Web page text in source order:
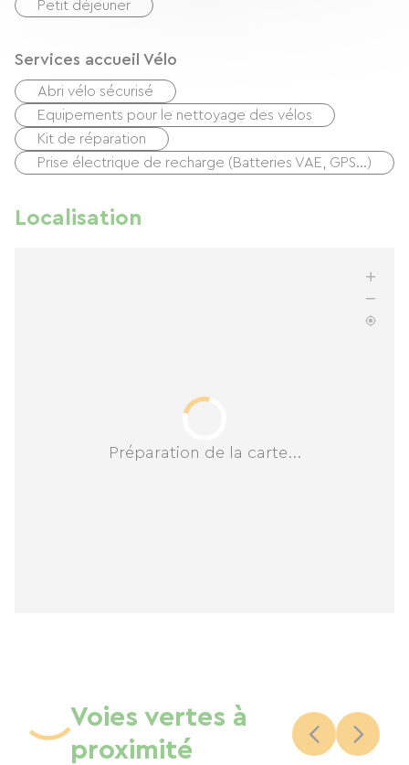
Petit déjeuner
Services accueil Vélo
Abri vélo sécurisé
Equipements pour le nettoyage des vélos
Kit de réparation
Prise électrique de recharge (Batteries VAE, GPS…)
Localisation
Préparation de la carte...
Voies vertes à
proximité